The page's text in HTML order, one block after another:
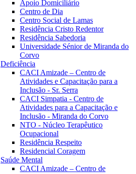
Apoio Domiciliário
Centro de Dia
Centro Social de Lamas
Residência Cristo Redentor
Residência Sabedoria
Universidade Sénior de Miranda do
Corvo
Deficiência
CACI Amizade – Centro de
Atividades e Capacitação para a
Inclusão - Sr. Serra
CACI Simpatia - Centro de
Atividades para a Capacitação e
Inclusão - Miranda do Corvo
NTO - Núcleo Terapêutico
Ocupacional
Residência Respeito
Residencial Coragem
Saúde Mental
CACI Amizade – Centro de